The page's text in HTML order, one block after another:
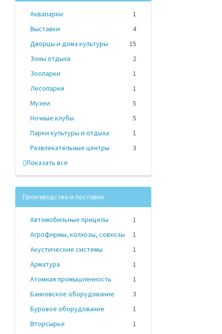
Аквапарки
1
Выставки
4
Дворцы и дома культуры
15
Зоны отдыха
2
Зоопарки
1
Лесопарки
1
Музеи
5
Ночные клубы
5
Парки культуры и отдыха
1
Развлекательные центры
3
Показать все
Производство и поставки
Автомобильные прицепы
1
Агрофирмы, колхозы, совхозы
1
Акустические системы
1
Арматура
1
Атомная промышленность
1
Банковское оборудование
3
Буровое оборудование
1
Вторсырье
1